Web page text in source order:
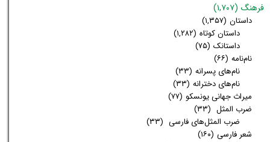
فرهنگ (۱,۷۰۷)
داستان (۱,۳۵۷)
داستان کوتاه (۱,۲۸۲)
داستانک (۷۵)
نام‌نامه (۶۶)
نام‌های پسرانه (۳۳)
نام‌های دخترانه (۳۳)
میراث جهانی یونسکو (۷۷)
ضرب المثل (۳۳)
ضرب المثل‌های فارسی (۳۳)
شعر فارسی (۱۶۰)